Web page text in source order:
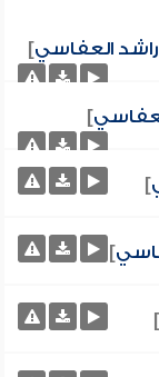
العفاسي]
]
]
]
]